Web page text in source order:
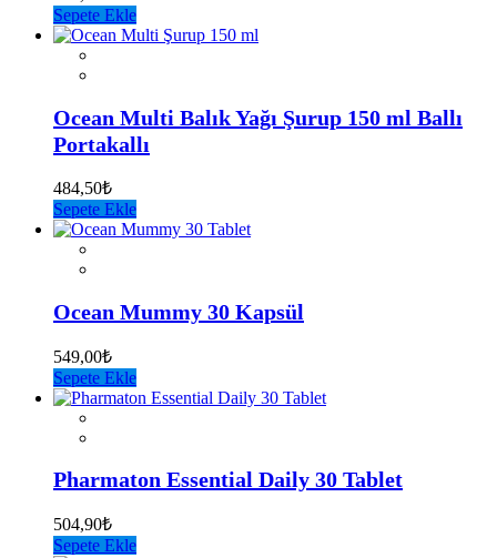
Sepete Ekle
Ocean Multi Balık Yağı Şurup 150 ml Ballı
Portakallı
484,50₺
Sepete Ekle
Ocean Mummy 30 Kapsül
549,00₺
Sepete Ekle
Pharmaton Essential Daily 30 Tablet
504,90₺
Sepete Ekle